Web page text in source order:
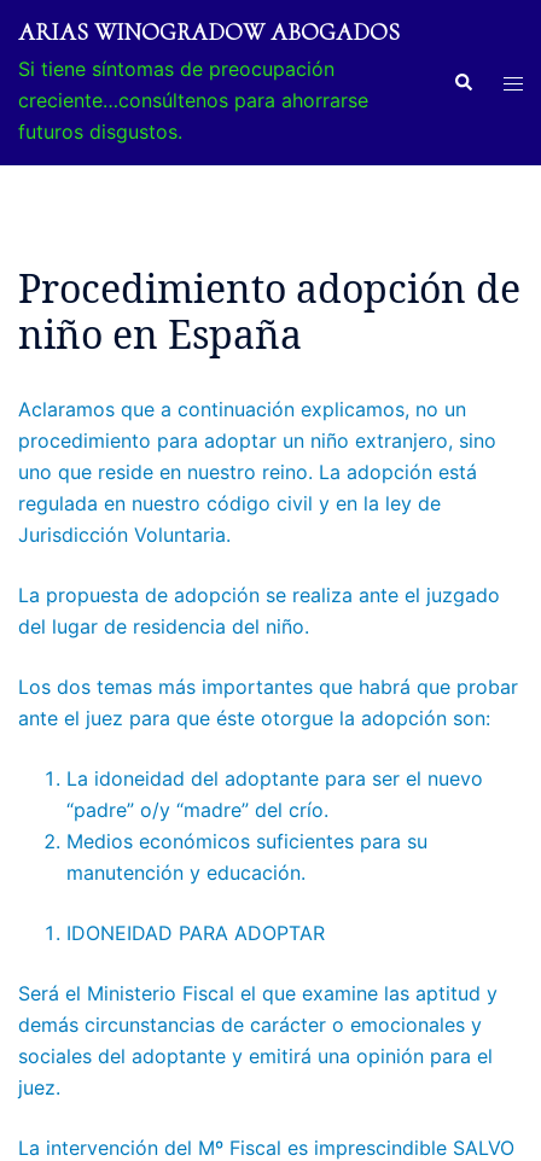
contenido
ARIAS WINOGRADOW ABOGADOS
Si tiene síntomas de preocupación
creciente…consúltenos para ahorrarse
futuros disgustos.
Buscar
Procedimiento adopción de
niño en España
Aclaramos que a continuación explicamos, no un
procedimiento para adoptar un niño extranjero, sino
uno que reside en nuestro reino. La adopción está
regulada en nuestro código civil y en la ley de
Jurisdicción Voluntaria.
La propuesta de adopción se realiza ante el juzgado
del lugar de residencia del niño.
Los dos temas más importantes que habrá que probar
ante el juez para que éste otorgue la adopción son:
La idoneidad del adoptante para ser el nuevo
“padre” o/y “madre” del crío.
Medios económicos suficientes para su
manutención y educación.
IDONEIDAD PARA ADOPTAR
Será el Ministerio Fiscal el que examine las aptitud y
demás circunstancias de carácter o emocionales y
sociales del adoptante y emitirá una opinión para el
juez.
La intervención del Mº Fiscal es imprescindible SALVO